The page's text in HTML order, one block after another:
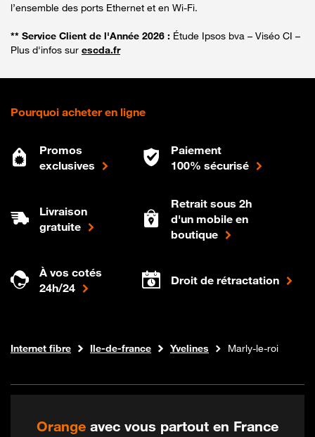
l’ensemble des ports Ethernet et en Wi-Fi.
** Service Client de l'Année 2026 : Étude Ipsos bva – Viséo CI –
Plus d'infos sur escda.fr
Pourquoi acheter en ligne
Promos
exclusives
Paiement
100% sécurisé
Livraison
gratuite
Retrait sous 2h
d'un mobile en
boutique
À vos cotés
24h/24
Droit de rétractation
Boutique Orange
Internet fibre Ile-de-france Yvelines Marly-le-roi